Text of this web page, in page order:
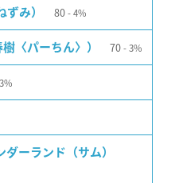
ずみ） 80 4%
〈パーちん〉） 70 3%
3%
ーランド（サム）